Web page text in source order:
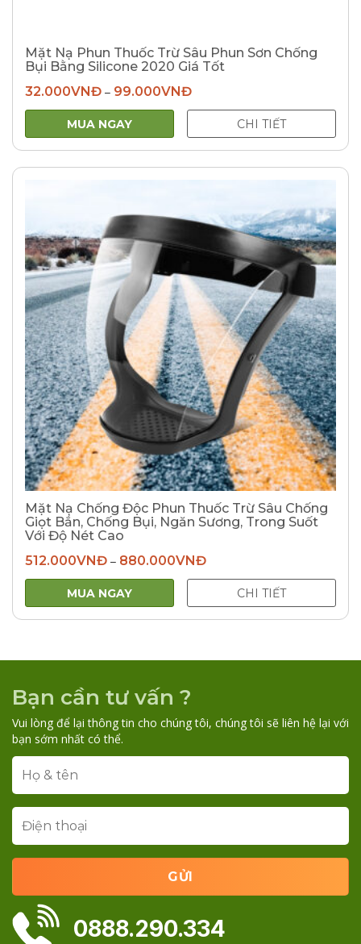
Mặt Nạ Phun Thuốc Trừ Sâu Phun Sơn Chống
Bụi Bằng Silicone 2020 Giá Tốt
32.000VNĐ– 99.000VNĐ
MUA NGAY CHI TIẾT
Mặt Nạ Chống Độc Phun Thuốc Trừ Sâu Chống
Giọt Bắn, Chống Bụi, Ngăn Sương, Trong Suốt
Với Độ Nét Cao
512.000VNĐ– 880.000VNĐ
MUA NGAY CHI TIẾT
Bạn cần tư vấn ?
Vui lòng để lại thông tin cho chúng tôi, chúng tôi sẽ liên hệ lại với
bạn sớm nhất có thể.
0888.290.334